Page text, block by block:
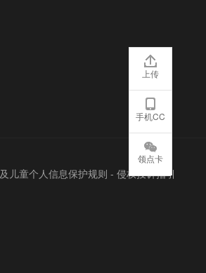
儿童个人信息保护规则 - 侵权投诉指引
上传
手机CC
领点卡